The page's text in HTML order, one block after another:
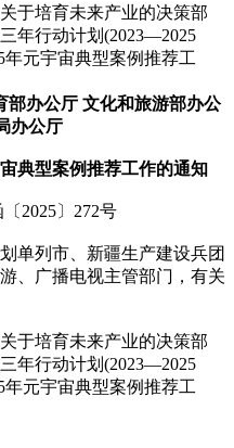
于培育未来产业的决策部
年行动计划(2023—2025
元宇宙典型案例推荐工
办公厅 文化和旅游部办公
办公厅
型案例推荐工作的通知
2025〕272号
列市、新疆生产建设兵团
、广播电视主管部门，有关
培育未来产业的决策部
年行动计划(2023—2025
元宇宙典型案例推荐工